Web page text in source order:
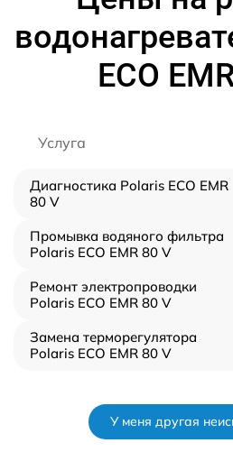
ECO
Услуга
Диагностика Polaris ECO EMR
80 V
Промывка водяного фильтра
Polaris ECO EMR 80 V
Ремонт электропроводки
Polaris ECO EMR 80 V
Замена терморегулятора
Polaris ECO EMR 80 V
У меня другая